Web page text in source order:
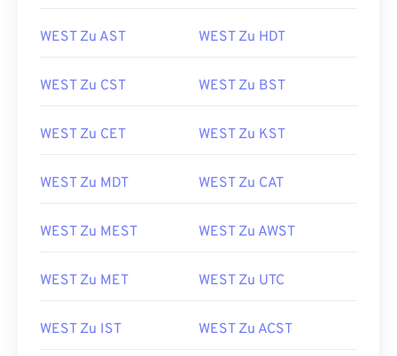
WEST Zu AST WEST Zu HDT
WEST Zu CST WEST Zu BST
WEST Zu CET WEST Zu KST
WEST Zu MDT WEST Zu CAT
WEST Zu MEST WEST Zu AWST
WEST Zu MET WEST Zu UTC
WEST Zu IST WEST Zu ACST